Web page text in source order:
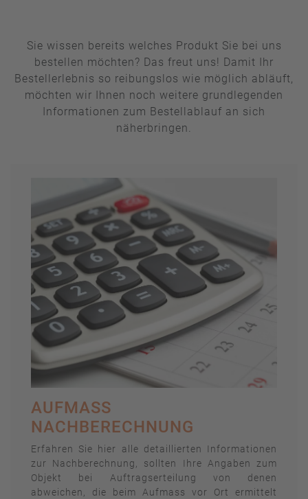
Sie wissen bereits welches Produkt Sie bei uns
bestellen möchten? Das freut uns! Damit Ihr
Bestellerlebnis so reibungslos wie möglich abläuft,
möchten wir Ihnen noch weitere grundlegenden
Informationen zum Bestellablauf an sich
näherbringen.
AUFMASS N
ACHBERECHNUNG
Erfahren Sie hier alle detaillierten Informationen
zur Nachberechnung, sollten Ihre Angaben zum
Objekt bei Auftragserteilung von denen
abweichen, die beim Aufmass vor Ort ermittelt